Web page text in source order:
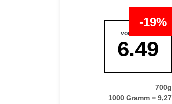
-19%
vorher:
6.49
700g
1000 Gramm = 9,27